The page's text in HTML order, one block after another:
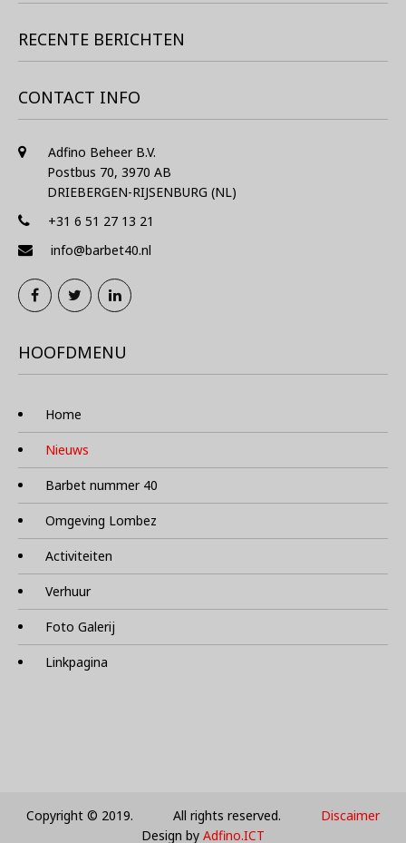
RECENTE BERICHTEN
CONTACT INFO
Adfino Beheer B.V.
Postbus 70, 3970 AB
DRIEBERGEN-RIJSENBURG (NL)
+31 6 51 27 13 21
info@barbet40.nl
HOOFDMENU
Home
Nieuws
Barbet nummer 40
Omgeving Lombez
Activiteiten
Verhuur
Foto Galerij
Linkpagina
Copyright © 2019. All rights reserved. Discaimer
Design by Adfino.ICT